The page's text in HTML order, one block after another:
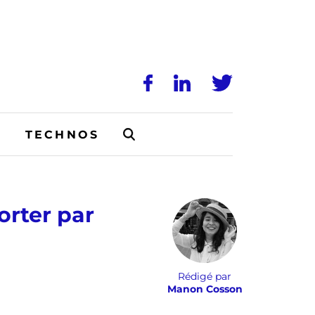
TECHNOS
par
Rédigé par
Manon Cosson